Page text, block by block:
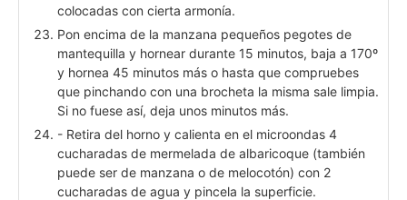
colocadas con cierta armonía.
Pon encima de la manzana pequeños pegotes de
mantequilla y hornear durante 15 minutos, baja a 170º
y hornea 45 minutos más o hasta que compruebes
que pinchando con una brocheta la misma sale limpia.
Si no fuese así, deja unos minutos más.
- Retira del horno y calienta en el microondas 4
cucharadas de mermelada de albaricoque (también
puede ser de manzana o de melocotón) con 2
cucharadas de agua y pincela la superficie.